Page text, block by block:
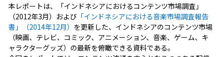
本レポートは、「インドネシアにおけるコンテンツ市場調査」
（2012年3月）および「インドネシアにおける音楽市場調査報告
書」（2014年12月） を更新した、インドネシアのコンテンツ市場
（映画、テレビ、コミック、アニメーション、音楽、ゲーム、キ
ャラクターグッズ）の最新を俯瞰できる資料である。